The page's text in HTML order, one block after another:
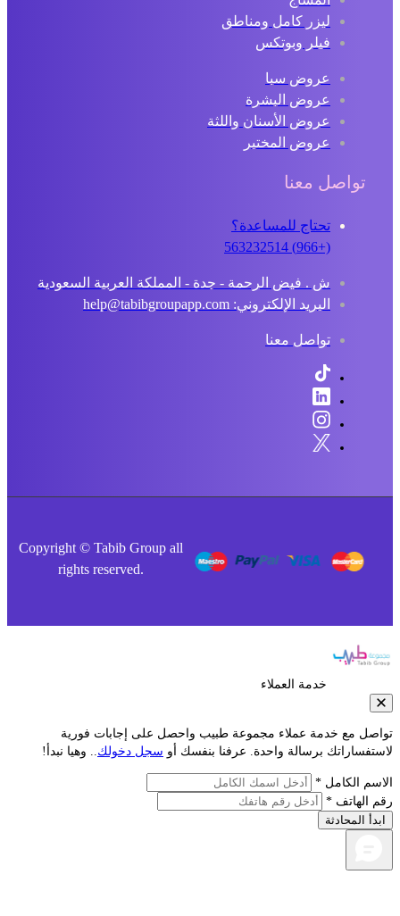
ليزر كامل ومناطق
فيلر وبوتكس
عروض سبا
عروض البشرة
عروض الأسنان واللثة
عروض المختبر
تواصل معنا
تحتاج للمساعدة؟
ش . فيض الرحمة - جدة - المملكة العربية السعودية
البريد الإلكتروني: help@tabibgroupapp.com
تواصل معنا
Copyright © Tabib Group all
rights reserved.
خدمة العملاء
مع خدمة عملاء مجموعة طبيب واحصل على إجابات فورية
برسالة واحدة. عرفنا بنفسك أوسجل دخولك.. وهيا نبدأ!
الكامل *
الهاتف *
المحادثة